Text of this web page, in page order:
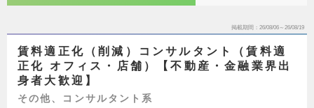
掲載期間 26/08/06～26/08/19
賃料適正化（削減）コンサルタント（賃料適
正化 オフィス・店舗）【不動産・金融業界出
身者大歓迎】
その他、コンサルタント系